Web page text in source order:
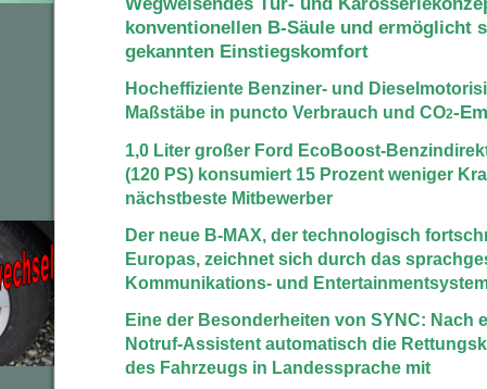
konventionellen B-Säule und ermöglicht
gekannten Einstiegskomfort
Hocheffiziente Benziner- und
Maßstäbe in puncto Verbrauch und CO2-
1,0 Liter großer Ford EcoBoost-
(120 PS) konsumiert 15 Prozent weniger
nächstbeste Mitbewerber
Der neue B-MAX, der technologisch
Europas, zeichnet sich durch das
Kommunikations- und
Eine der Besonderheiten von SYNC: Nach
Notruf-Assistent automatisch die
des Fahrzeugs in Landessprache mit